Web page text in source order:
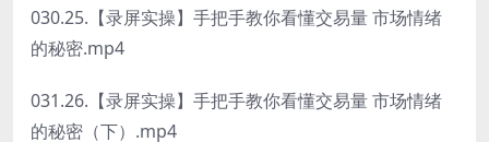
030.25.【录屏实操】手把手教你看懂交易量 市场情绪
的秘密.mp4
031.26.【录屏实操】手把手教你看懂交易量 市场情绪
的秘密（下）.mp4